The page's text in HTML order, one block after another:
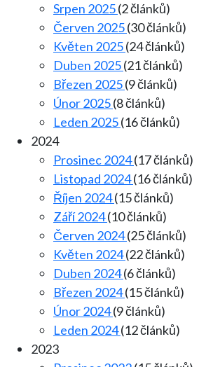
Srpen 2025(2 článků)
Červen 2025(30 článků)
Květen 2025(24 článků)
Duben 2025(21 článků)
Březen 2025(9 článků)
Únor 2025(8 článků)
Leden 2025(16 článků)
2024
Prosinec 2024(17 článků)
Listopad 2024(16 článků)
Říjen 2024(15 článků)
Září 2024(10 článků)
Červen 2024(25 článků)
Květen 2024(22 článků)
Duben 2024(6 článků)
Březen 2024(15 článků)
Únor 2024(9 článků)
Leden 2024(12 článků)
2023